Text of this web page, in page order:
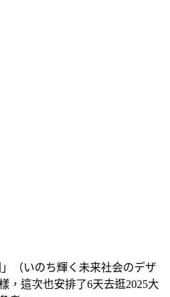
（いのち輝く未来社会のデザ
，這次也安排了6天去逛2025大